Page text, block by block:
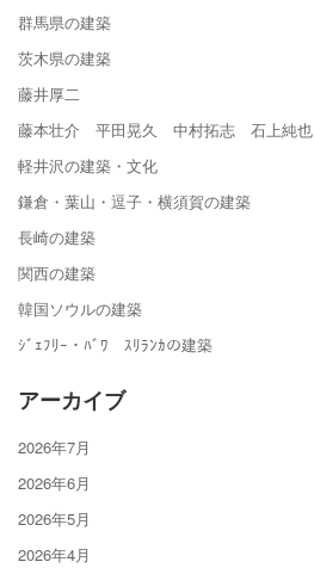
群馬県の建築
茨木県の建築
藤井厚二
藤本壮介 平田晃久 中村拓志 石上純也
軽井沢の建築・文化
鎌倉・葉山・逗子・横須賀の建築
長崎の建築
関西の建築
韓国ソウルの建築
ｼﾞｪﾌﾘｰ・ﾊﾞﾜ ｽﾘﾗﾝｶの建築
アーカイブ
2026年7月
2026年6月
2026年5月
2026年4月